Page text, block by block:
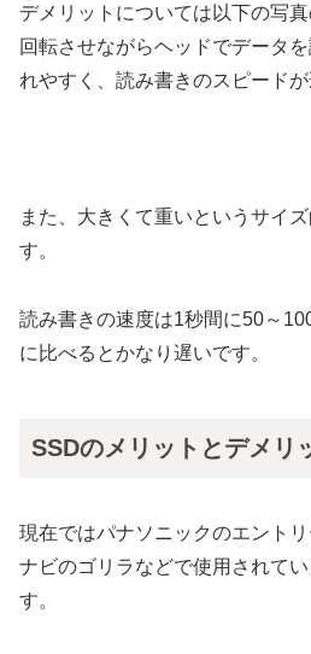
デメリットについては以下の写
回転させながらヘッドでデータ
れやすく、読み書きのスピードが
また、大きくて重いというサイ
す。
読み書きの速度は1秒間に50～
に比べるとかなり遅いです。
SSDのメリットとデメリ
現在ではパナソニックのエント
ナビのゴリラなどで使用されて
す。